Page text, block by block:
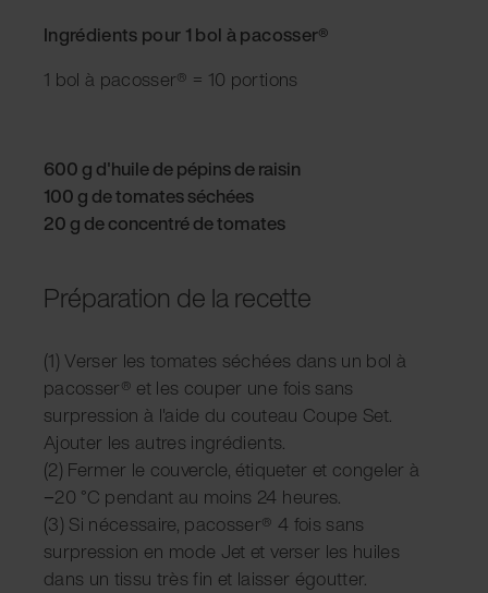
Ingrédients pour 1 bol à pacosser®
1 bol à pacosser® = 10 portions
600 g d'huile de pépins de raisin
100 g de tomates séchées
20 g de concentré de tomates
Préparation de la recette
(1) Verser les tomates séchées dans un bol à
pacosser® et les couper une fois sans
surpression à l'aide du couteau Coupe Set.
Ajouter les autres ingrédients.
(2) Fermer le couvercle, étiqueter et congeler à
−20 °C pendant au moins 24 heures.
(3) Si nécessaire, pacosser® 4 fois sans
surpression en mode Jet et verser les huiles
dans un tissu très fin et laisser égoutter.